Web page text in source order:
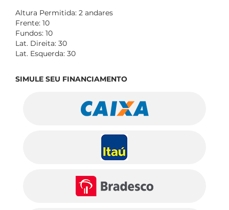
Altura Permitida: 2 andares
Frente: 10
Fundos: 10
Lat. Direita: 30
Lat. Esquerda: 30
SIMULE SEU FINANCIAMENTO